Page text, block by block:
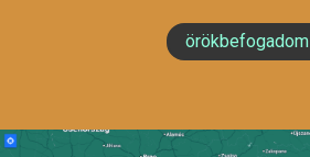
örökbefogadom